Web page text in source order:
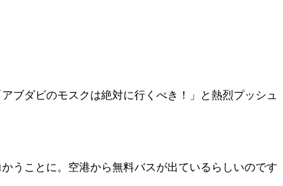
ブダビのモスクは絶対に行くべき！」と熱烈プッシュ
うことに。空港から無料バスが出ているらしいのです